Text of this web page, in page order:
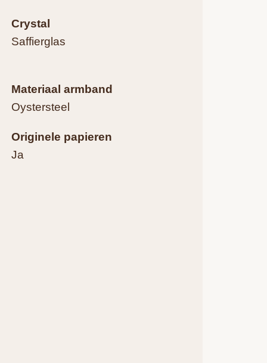
Crystal
Saffierglas
Materiaal armband
Oystersteel
Originele papieren
Ja